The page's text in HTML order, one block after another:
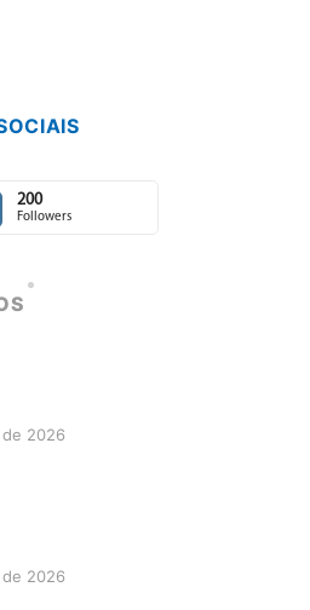
200
Followers
2026
2026